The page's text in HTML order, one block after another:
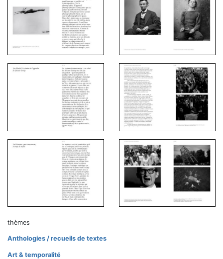
thèmes
Anthologies / recueils de textes
Art & temporalité